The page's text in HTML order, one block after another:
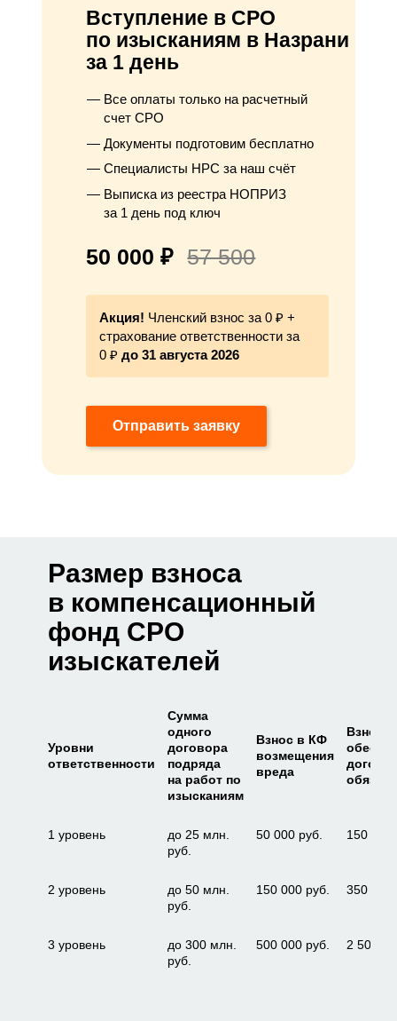
Вступление в СРО
по изысканиям в Назрани
за 1 день
Все оплаты только на расчетный
счет СРО
Документы подготовим бесплатно
Специалисты НРС за наш счёт
Выписка из реестра НОПРИЗ
за 1 день под ключ
50 000 ₽ 57 500
Акция! Членский взнос за 0 ₽ +
страхование ответственности за
0 ₽до 31 августа 2026
Отправить заявку
Размер взноса
в компенсационный
фонд СРО
изыскателей
Уровни
ответственности
Сумма
одного
договора
подряда
на работ по
изысканиям
Взнос в КФ
возмещения
вреда
Взнос
1 уровень
до 25 млн.
руб.
50 000 руб. 150 000
2 уровень
до 50 млн.
руб.
150 000 руб. 350 000
3 уровень
до 300 млн.
руб.
500 000 руб. 2 500